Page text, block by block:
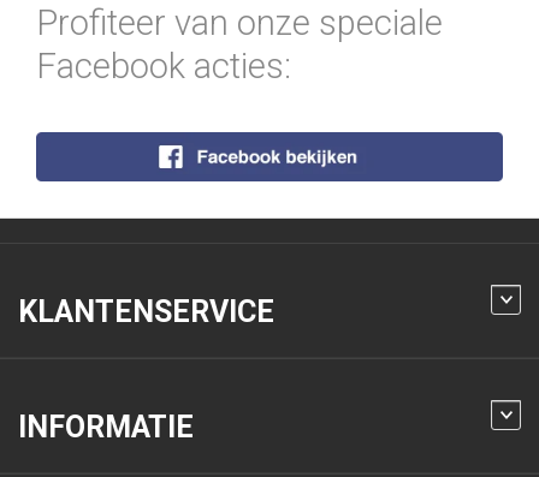
Profiteer van onze speciale
Facebook acties:
KLANTENSERVICE
INFORMATIE